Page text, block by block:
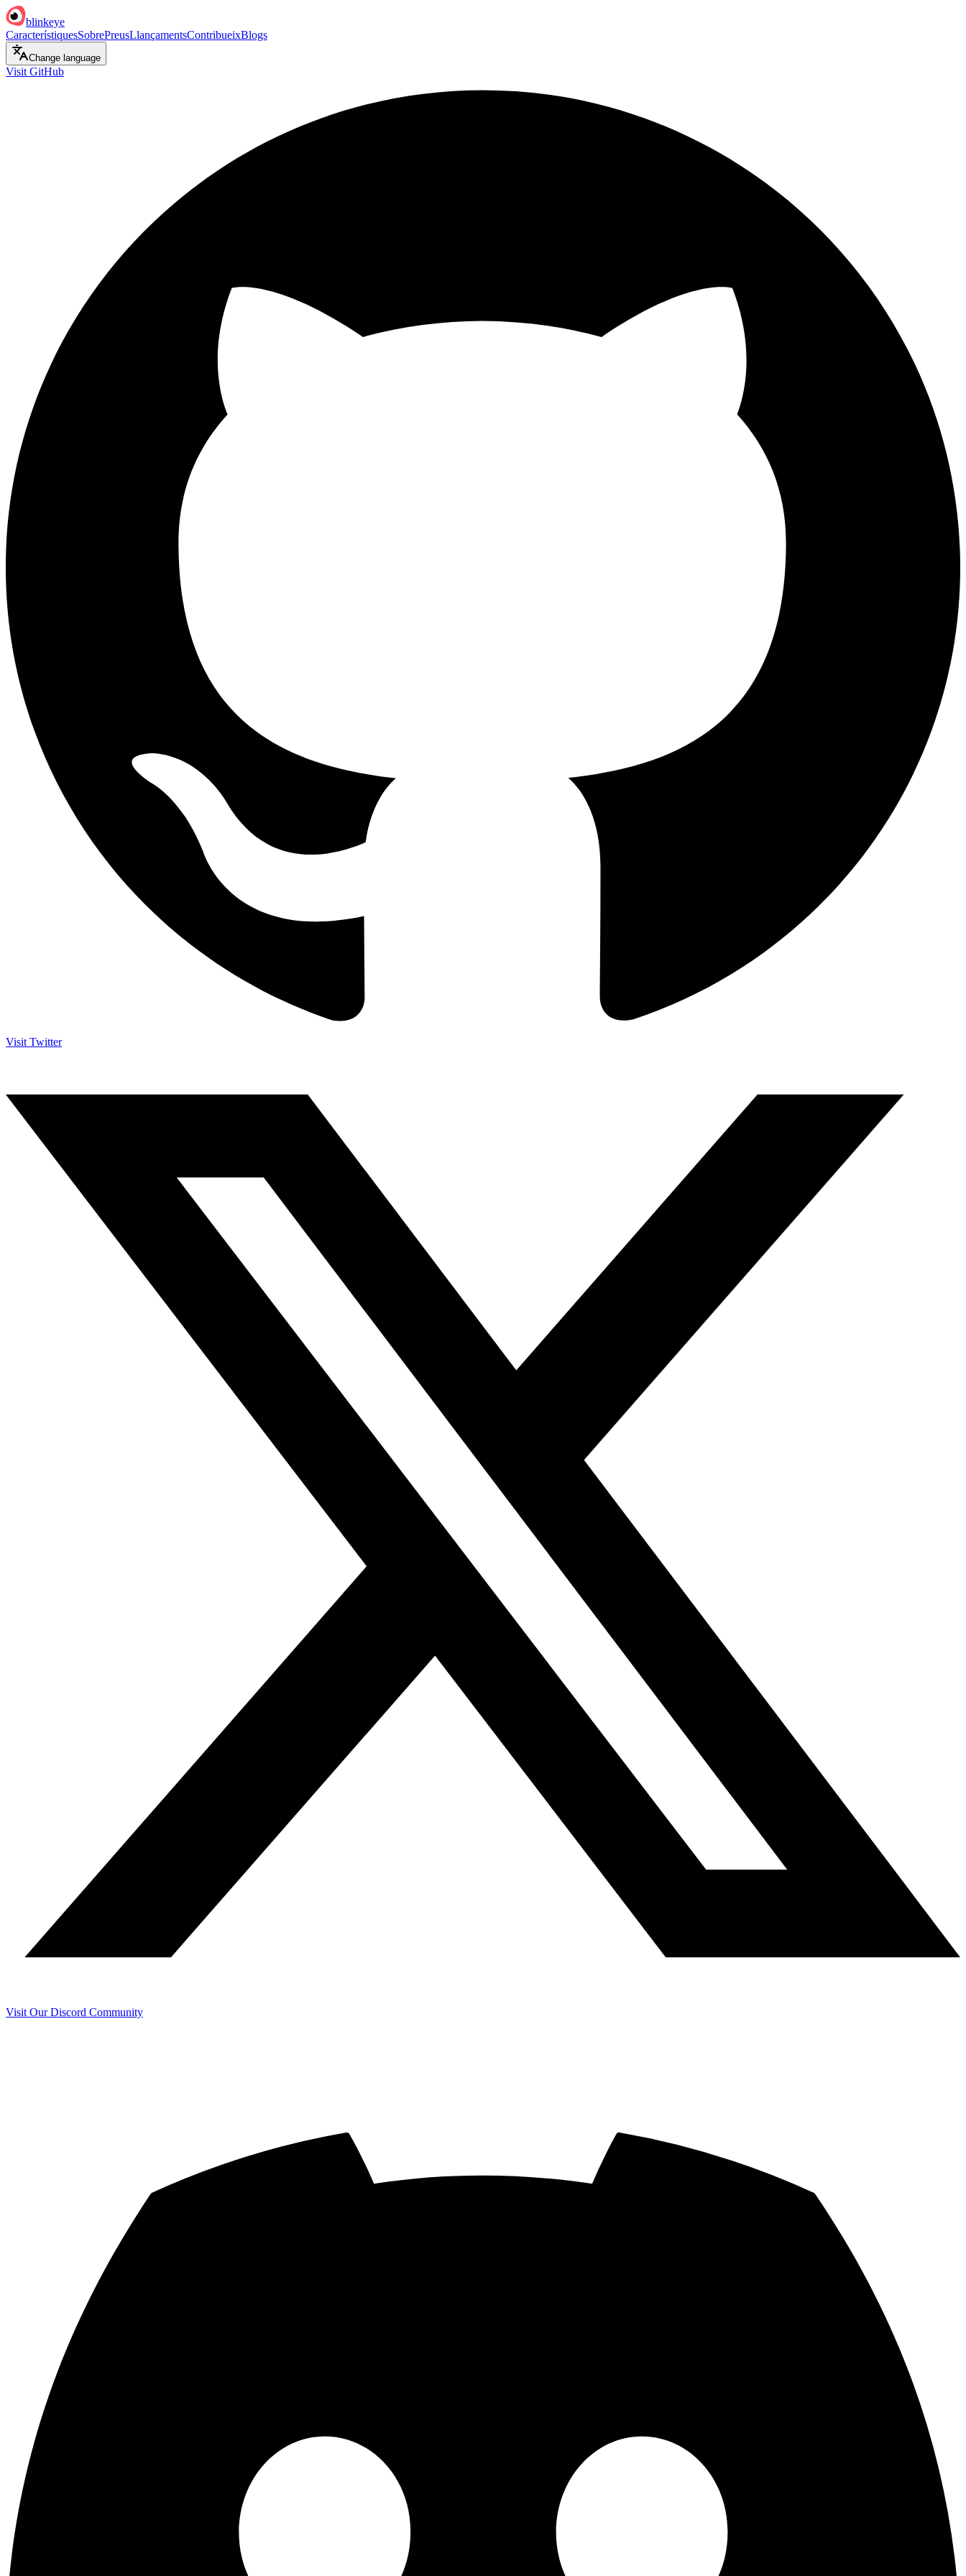
blinkeye
CaracterístiquesSobrePreusLlançamentsContribueixBlogs
Change language
Visit GitHub
Visit Twitter
Visit Our Discord Community